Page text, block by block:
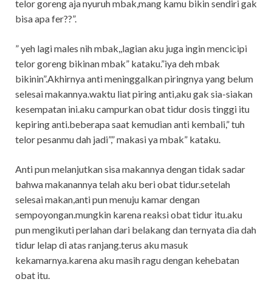
telor goreng aja nyuruh mbak,mang kamu bikin sendiri gak
bisa apa fer??”.
” yeh lagi males nih mbak,,lagian aku juga ingin mencicipi
telor goreng bikinan mbak” kataku.”iya deh mbak
bikinin”.Akhirnya anti meninggalkan piringnya yang belum
selesai makannya.waktu liat piring anti,aku gak sia-siakan
kesempatan ini.aku campurkan obat tidur dosis tinggi itu
kepiring anti.beberapa saat kemudian anti kembali,” tuh
telor pesanmu dah jadi”,” makasi ya mbak” kataku.
Anti pun melanjutkan sisa makannya dengan tidak sadar
bahwa makanannya telah aku beri obat tidur.setelah
selesai makan,anti pun menuju kamar dengan
sempoyongan.mungkin karena reaksi obat tidur itu.aku
pun mengikuti perlahan dari belakang dan ternyata dia dah
tidur lelap di atas ranjang.terus aku masuk
kekamarnya.karena aku masih ragu dengan kehebatan
obat itu.